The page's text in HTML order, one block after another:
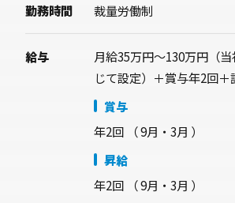
勤務時間 裁量労働制
給与
月給35万円〜130万円（
じて設定）＋賞与年2回＋
賞与
年2回
（ 9月・3月 ）
昇給
年2回 （ 9月・3月 ）